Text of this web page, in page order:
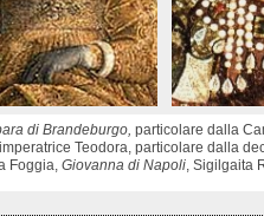
di Brandeburgo,particolare dalla
Teodora, particolare dalla
Foggia, Giovanna di Napoli, Sigilgaita